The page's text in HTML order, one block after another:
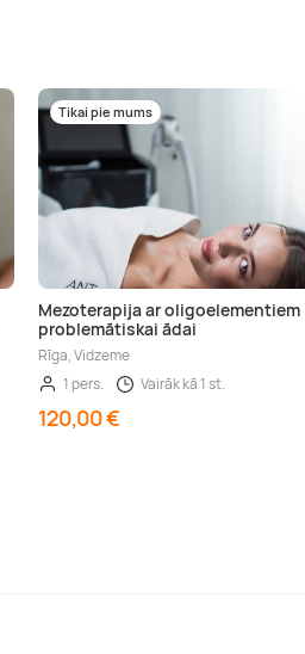
Tikai pie mums
Mezoterapija ar oligoelementiem
problemātiskai ādai
Rīga, Vidzeme
1 pers.
Vairāk kā 1 st.
120,00 €